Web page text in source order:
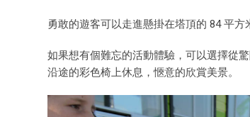
勇敢的遊客可以走進懸掛在塔頂的 84 平
如果想有個難忘的活動體驗，可以選擇從
沿途的彩色椅上休息，愜意的欣賞美景。